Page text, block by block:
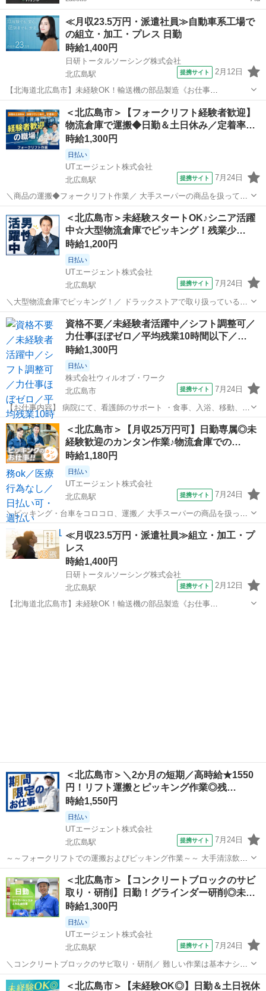
≪月収23.5万円・派遣社員≫自動車系工場で
の組立・加工・プレス 日勤
時給1,400円
日研トータルソーシング株式会社
北広島駅
提携サイト 2月12日
【北海道北広島市】未経験OK！輸送機の部品製造《お仕事
No.1A022》 お仕事について トラック・トレーラー等の輸送用車両に
使用される部品製造を行います。主に部品の組立・加工及び検査作業
です。各工程において、定められた手...
北広島駅
＜北広島市＞【フォークリフト経験者歓迎】
物流倉庫で運搬◆日勤＆土日休み／定着率…
時給1,300円
日払い
UTエージェント株式会社
北広島駅
提携サイト 7月24日
＼商品の運搬◆フォークリフト作業／ 大手スーパーの商品を扱ってい
る大きな倉庫でのオシゴト♪ フォークリフトにて商品の運搬・荷下ろ
し作業をお任せします！ ＜仕事内容＞ ◎トラックの荷台の高さとプラ
ットフォームを合わせ、 ...
北広島駅 工場
＜北広島市＞未経験スタートOK♪シニア活躍
中☆大型物流倉庫でピッキング！残業少…
時給1,200円
日払い
UTエージェント株式会社
北広島駅
提携サイト 7月24日
＼大型物流倉庫でピッキング！／ ドラックストアで取り扱っている製
品です！ ☆未経験OK！ カンタン＆どなたでもチャレンジできるお
仕事♪ ＜具体的には…＞ ◆折り畳みの運搬台車に店舗ごとの商品段ボ
ールを積み上げていく ◆...
北海道 北広島市 北広島駅 仕分け
資格不要／未経験者活躍中／シフト調整可／
力仕事ほぼゼロ／平均残業10時間以下／…
時給1,300円
日払い
株式会社ウィルオブ・ワーク
北広島市
提携サイト 7月24日
【お仕事内容】 病院にて、看護師のサポート ・食事、入浴、移動、排
泄などの身体介助 ・病室のシーツ交換、清掃、環境整備 ・事務作業の
補助業務 ・伝票やカルテの運搬 ・備品、器具の確認 など 「できるか
不安・・・」 「未経験...
北海道 北広島市 その他
＜北広島市＞【月収25万円可】日勤専属◎未
経験歓迎のカンタン作業♪物流倉庫での…
時給1,180円
日払い
UTエージェント株式会社
北広島駅
提携サイト 7月24日
＼ピッキング・台車をコロコロ、運搬／ 大手スーパーの商品を扱って
いる大きな物流倉庫のお仕事です！ ☆未経験OKのお仕事！ 作業内
容はカンタンなのですぐにマスターできます！ ＜具体的には…＞ 扱う
商品は身近な食料、日用品...
北海道 北広島市 北広島駅 仕分け
≪月収23.5万円・派遣社員≫組立・加工・プ
レス
時給1,400円
日研トータルソーシング株式会社
北広島駅
提携サイト 2月12日
【北海道北広島市】未経験OK！輸送機の部品製造《お仕事
＜北広島市＞＼2か月の短期／高時給★1550
円！リフト運搬とピッキング作業◎残…
時給1,550円
日払い
UTエージェント株式会社
北広島駅
提携サイト 7月24日
～～フォークリフトでの運搬およびピッキング作業～～ 大手清涼飲料
水メーカーのグループ企業でのお仕事 ＼2ヶ月の期間限定！／ フォー
クリフトの実務経験を活かせる◎ ＜具体的には…＞ ◆入出荷作業 └
カウンターフォークリ...
北広島駅
＜北広島市＞【コンクリートブロックのサビ
取り・研削】日勤！グラインダー研削◎未…
時給1,300円
日払い
UTエージェント株式会社
北広島駅
提携サイト 7月24日
＼コンクリートブロックのサビ取り・研削／ 難しい作業は基本ナシ♪
業界でトップクラスの実績があるコンクリート工場です！ ＜仕事内容
＞ ◇コンクリートブロックの研削作業 ・グラインダー(研削用の砥石
北海道 北広島市 北広島駅 工場
＜北広島市＞【未経験OK◎】日勤＆土日祝休